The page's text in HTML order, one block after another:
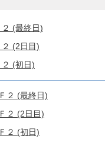
(最終日)
(2日目)
(初日)
２ (最終日)
２ (2日目)
２ (初日)